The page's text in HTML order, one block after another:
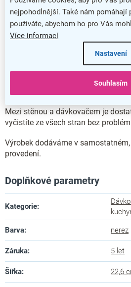
nejpohodlnější. Také nám pomáhají
používáte, abychom ho pro Vás
Více informací
Nastavení
Souhlasím
na konci zásobníku, které regulují
přípravku.
Díky širokému otvoru nádobky
Mezi stěnou a dávkovačem je
vyčistíte ze všech stran bez
Výrobek dodáváme v
provedení.
Doplňkové parametry
Kategorie:
Barva: nerez
Záruka: 5 let
Šířka: 22,6